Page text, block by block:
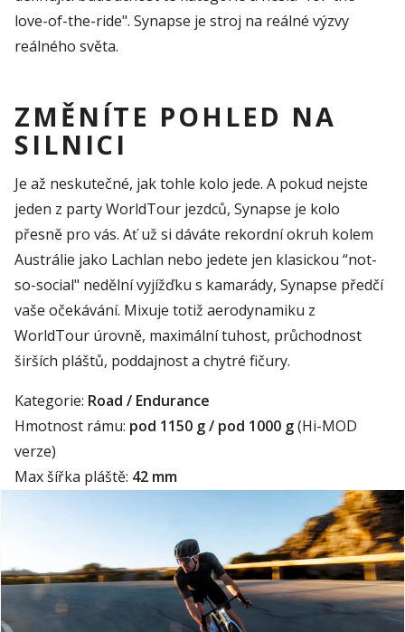
love-of-the-ride". Synapse je stroj na reálné výzvy
reálného světa.
ZMĚNÍTE POHLED NA
SILNICI
Je až neskutečné, jak tohle kolo jede. A pokud nejste
jeden z party WorldTour jezdců, Synapse je kolo
přesně pro vás. Ať už si dáváte rekordní okruh kolem
Austrálie jako Lachlan nebo jedete jen klasickou “not-
so-social" nedělní vyjížďku s kamarády, Synapse předčí
vaše očekávání. Mixuje totiž aerodynamiku z
WorldTour úrovně, maximální tuhost, průchodnost
širších pláštů, poddajnost a chytré fičury.
Kategorie: Road / Endurance
Hmotnost rámu: pod 1150 g / pod 1000 g(Hi-MOD
verze)
Max šířka pláště: 42 mm